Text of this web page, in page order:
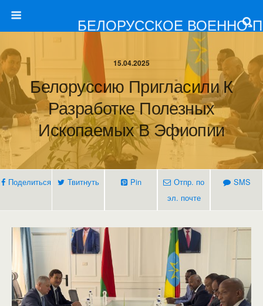
БЕЛОРУССКОЕ ВОЕННО-
15.04.2025
Белоруссию Пригласили К
Разработке Полезных
Ископаемых В Эфиопии
Поделиться Твитнуть Pin
Отпр. по
эл. почте
SMS